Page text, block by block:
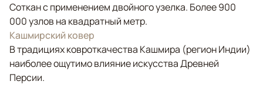
Соткан с применением двойного узелка. Более 900
000 узлов на квадратный метр.
Кашмирский ковер
В традициях ковроткачества Кашмира (регион Индии)
наиболее ощутимо влияние искусства Древней
Персии.